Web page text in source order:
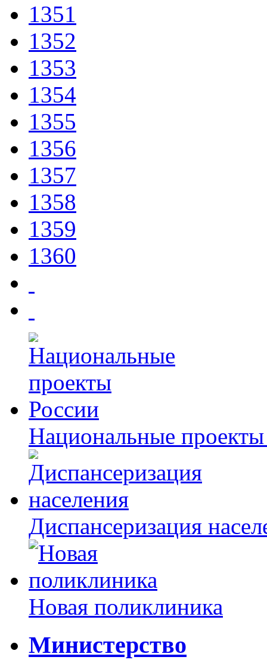
1351
1352
1353
1354
1355
1356
1357
1358
1359
1360
Национальные
Диспансеризация
Новая поликлиника
Министерство